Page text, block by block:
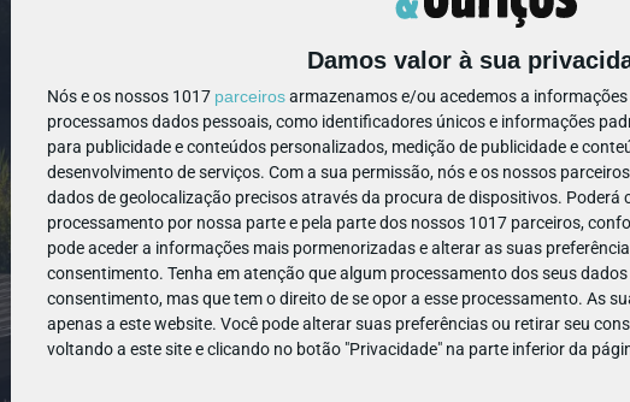
Damos valor à sua
Nós e os nossos 1017 parceirosarmazenamos e/ou acedemos a
processamos dados pessoais, como identificadores únicos e informações
para publicidade e conteúdos personalizados, medição de publicidade e
desenvolvimento de serviços. Com a sua permissão, nós e os nossos
dados de geolocalização precisos através da procura de dispositivos. Poderá
processamento por nossa parte e pela parte dos nossos 1017 parceiros,
pode aceder a informações mais pormenorizadas e alterar as suas
consentimento. Tenha em atenção que algum processamento dos seus
consentimento, mas que tem o direito de se opor a esse processamento. As
apenas a este website. Você pode alterar suas preferências ou retirar seu
voltando a este site e clicando no botão "Privacidade" na parte inferior da